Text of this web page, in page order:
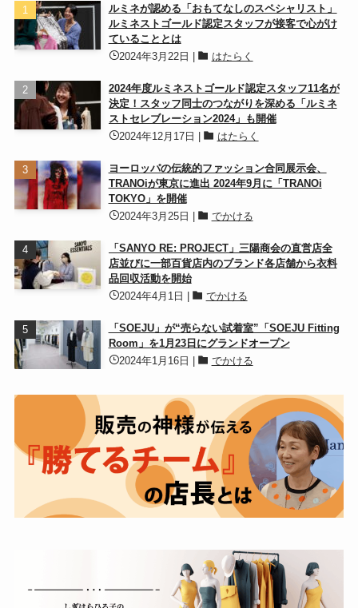
ルミネが認める「おもてなしのスペシャリスト」
ルミネストゴールド認定スタッフが接客で心がけ
ていることとは
2024年3月22日
はたらく
2024年度ルミネストゴールド認定スタッフ11名が
決定！スタッフ同士のつながりを深める「ルミネ
ストセレブレーション2024」も開催
2024年12月17日 | はたらく
ヨーロッパの伝統的ファッション合同展示会、
TRANOiが東京に進出 2024年9月に「TRANOi
TOKYO」を開催
2024年3月25日 | でかける
「SANYO RE: PROJECT」三陽商会の直営店全
店並びに一部百貨店内のブランド各店舗から衣料
品回収活動を開始
2024年4月1日 | でかける
「SOEJU」が“売らない試着室”「SOEJU Fitting
Room」を1月23日にグランドオープン
2024年1月16日 | でかける